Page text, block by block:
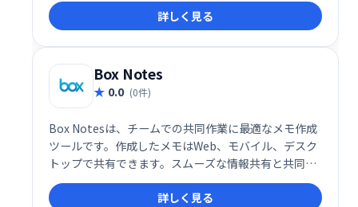
とを意味します。
詳しく見る
Box Notes
0.0 (0件)
Box Notesは、チームでの共同作業に最適なメモ作成
ツールです。作成したメモはWeb、モバイル、デスク
トップで共有できます。スムーズな情報共有と共同編
集で、チームの生産性向上を支援します。
詳しく見る